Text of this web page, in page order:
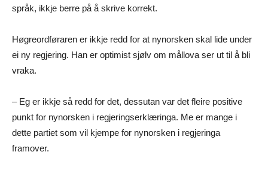
språk, ikkje berre på å skrive korrekt.
Høgreordføraren er ikkje redd for at nynorsken skal lide under
ei ny regjering. Han er optimist sjølv om mållova ser ut til å bli
vraka.
– Eg er ikkje så redd for det, dessutan var det fleire positive
punkt for nynorsken i regjeringserklæringa. Me er mange i
dette partiet som vil kjempe for nynorsken i regjeringa
framover.